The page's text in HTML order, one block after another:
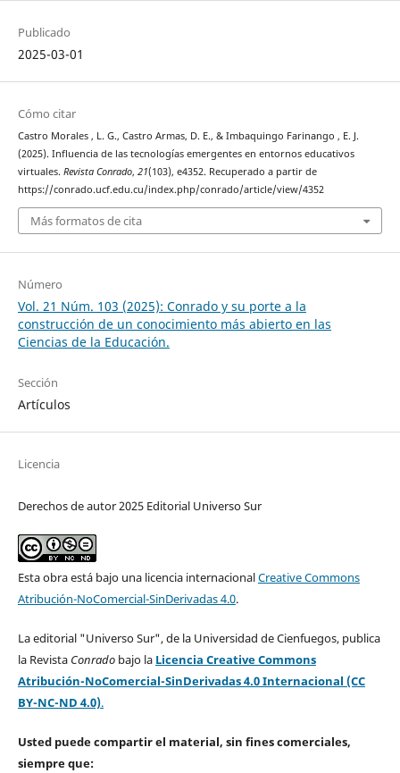
Publicado
2025-03-01
Cómo citar
Castro Morales , L. G., Castro Armas, D. E., & Imbaquingo Farinango , E. J.
(2025). Influencia de las tecnologías emergentes en entornos educativos
virtuales. Revista Conrado, 21(103), e4352. Recuperado a partir de
https://conrado.ucf.edu.cu/index.php/conrado/article/view/4352
Más formatos de cita
Número
Vol. 21 Núm. 103 (2025): Conrado y su porte a la
construcción de un conocimiento más abierto en las
Ciencias de la Educación.
Sección
Artículos
Licencia
Derechos de autor 2025 Editorial Universo Sur
Esta obra está bajo una licencia internacionalCreative Commons
Atribución-NoComercial-SinDerivadas 4.0.
La editorial "Universo Sur", de la Universidad de Cienfuegos, publica
la Revista Conradobajo la Licencia Creative Commons
Atribución-NoComercial-SinDerivadas 4.0 Internacional (CC
BY-NC-ND 4.0).
Usted puede compartir el material, sin fines comerciales,
siempre que: